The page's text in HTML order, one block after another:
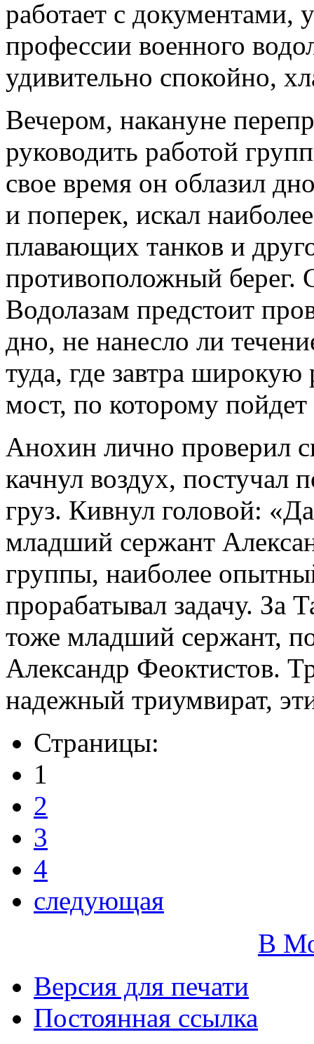
работает с документами,
профессии военного
удивительно спокойно,
Вечером, накануне
руководить работой
свое время он облазил
и поперек, искал
плавающих танков и
противоположный берег.
Водолазам предстоит
дно, не нанесло ли
туда, где завтра
мост, по которому пойдет
Анохин лично проверил
качнул воздух, постучал
груз. Кивнул головой:
младший сержант
группы, наиболее
прорабатывал задачу. За
тоже младший сержант,
Александр Феоктистов.
надежный триумвират,
Страницы:
1
2
3
4
следующая
В
Версия для печати
Постоянная ссылка